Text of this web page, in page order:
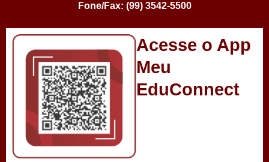
Fone/Fax: (99) 3542-5500
Acesse o App
Meu
EduConnect